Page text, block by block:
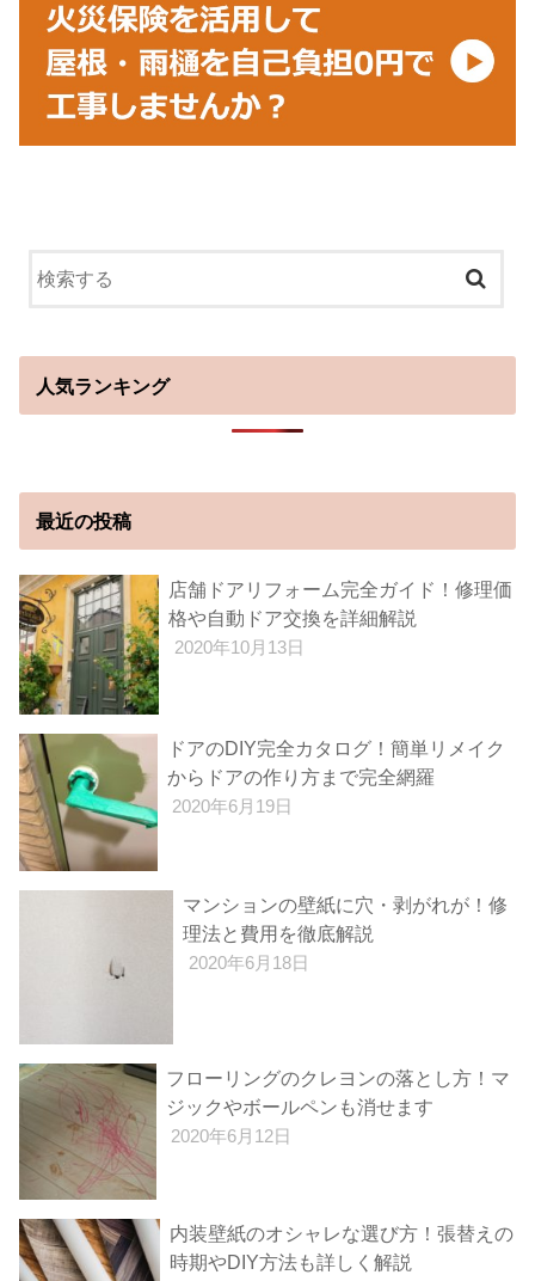
人気ランキング
最近の投稿
店舗ドアリフォーム完全ガイド！修理価
格や自動ドア交換を詳細解説
2020年10月13日
ドアのDIY完全カタログ！簡単リメイク
からドアの作り方まで完全網羅
2020年6月19日
マンションの壁紙に穴・剥がれが！修
理法と費用を徹底解説
2020年6月18日
フローリングのクレヨンの落とし方！マ
ジックやボールペンも消せます
2020年6月12日
内装壁紙のオシャレな選び方！張替えの
時期やDIY方法も詳しく解説